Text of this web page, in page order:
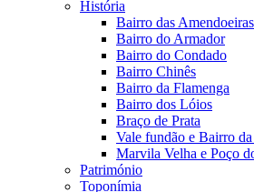
História
Bairro das Amendoeiras
Bairro do Armador
Bairro do Condado
Bairro Chinês
Bairro da Flamenga
Bairro dos Lóios
Braço de Prata
Vale fundão e Bairro
Marvila Velha e Poço
Património
Toponímia